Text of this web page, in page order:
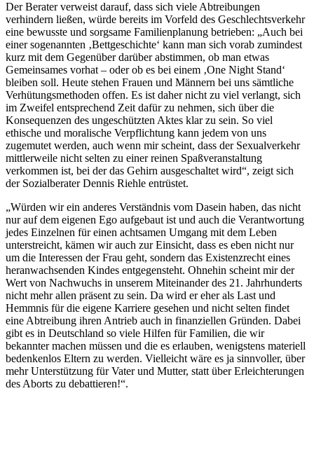
Der Berater verweist darauf, dass sich viele Abtreibungen
verhindern ließen, würde bereits im Vorfeld des Geschlechtsverkehr
eine bewusste und sorgsame Familienplanung betrieben: „Auch bei
einer sogenannten ‚Bettgeschichte‘ kann man sich vorab zumindest
kurz mit dem Gegenüber darüber abstimmen, ob man etwas
Gemeinsames vorhat – oder ob es bei einem ‚One Night Stand‘
bleiben soll. Heute stehen Frauen und Männern bei uns sämtliche
Verhütungsmethoden offen. Es ist daher nicht zu viel verlangt, sich
im Zweifel entsprechend Zeit dafür zu nehmen, sich über die
Konsequenzen des ungeschützten Aktes klar zu sein. So viel
ethische und moralische Verpflichtung kann jedem von uns
zugemutet werden, auch wenn mir scheint, dass der Sexualverkehr
mittlerweile nicht selten zu einer reinen Spaßveranstaltung
verkommen ist, bei der das Gehirn ausgeschaltet wird“, zeigt sich
der Sozialberater Dennis Riehle entrüstet.
„Würden wir ein anderes Verständnis vom Dasein haben, das nicht
nur auf dem eigenen Ego aufgebaut ist und auch die Verantwortung
jedes Einzelnen für einen achtsamen Umgang mit dem Leben
unterstreicht, kämen wir auch zur Einsicht, dass es eben nicht nur
um die Interessen der Frau geht, sondern das Existenzrecht eines
heranwachsenden Kindes entgegensteht. Ohnehin scheint mir der
Wert von Nachwuchs in unserem Miteinander des 21. Jahrhunderts
nicht mehr allen präsent zu sein. Da wird er eher als Last und
Hemmnis für die eigene Karriere gesehen und nicht selten findet
eine Abtreibung ihren Antrieb auch in finanziellen Gründen. Dabei
gibt es in Deutschland so viele Hilfen für Familien, die wir
bekannter machen müssen und die es erlauben, wenigstens materiell
bedenkenlos Eltern zu werden. Vielleicht wäre es ja sinnvoller, über
mehr Unterstützung für Vater und Mutter, statt über Erleichterungen
des Aborts zu debattieren!“.